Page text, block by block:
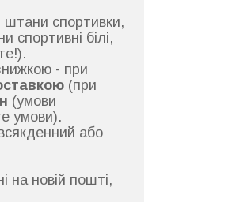
штани спортивки,
спортивні білі,
- при
(при
(умови
умови).
або
на новій пошті,